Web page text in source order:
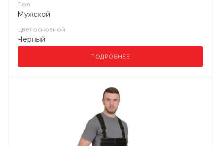
Пол
Мужской
Цвет основной
Черный
ПОДРОБНЕЕ